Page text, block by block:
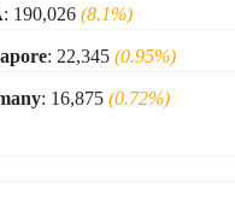
: 190,026(8.1%)
: 22,345(0.95%)
: 16,875(0.72%)